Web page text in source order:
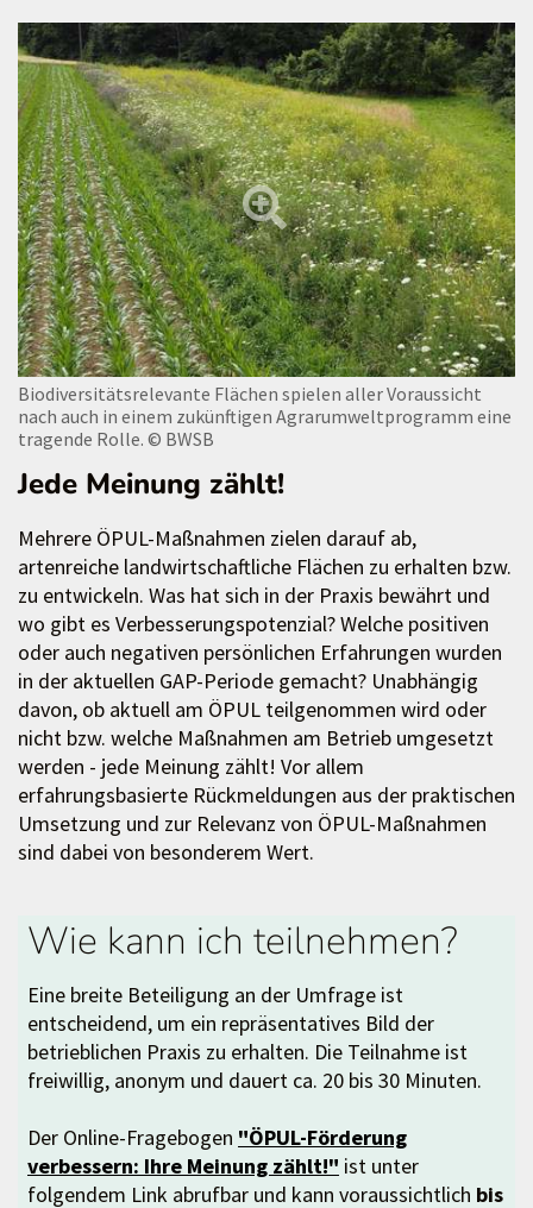
Biodiversitätsrelevante Flächen spielen aller Voraussicht
nach auch in einem zukünftigen Agrarumweltprogramm eine
tragende Rolle. © BWSB
Jede Meinung zählt!
Mehrere ÖPUL-Maßnahmen zielen darauf ab,
artenreiche landwirtschaftliche Flächen zu erhalten bzw.
zu entwickeln. Was hat sich in der Praxis bewährt und
wo gibt es Verbesserungspotenzial? Welche positiven
oder auch negativen persönlichen Erfahrungen wurden
in der aktuellen GAP-Periode gemacht? Unabhängig
davon, ob aktuell am ÖPUL teilgenommen wird oder
nicht bzw. welche Maßnahmen am Betrieb umgesetzt
werden - jede Meinung zählt! Vor allem
erfahrungsbasierte Rückmeldungen aus der praktischen
Umsetzung und zur Relevanz von ÖPUL-Maßnahmen
sind dabei von besonderem Wert.
Wie kann ich teilnehmen?
Eine breite Beteiligung an der Umfrage ist
entscheidend, um ein repräsentatives Bild der
betrieblichen Praxis zu erhalten. Die Teilnahme ist
freiwillig, anonym und dauert ca. 20 bis 30 Minuten.
Der Online-Fragebogen "ÖPUL-Förderung
verbessern: Ihre Meinung zählt!" ist unter
folgendem Link abrufbar und kann voraussichtlich bis